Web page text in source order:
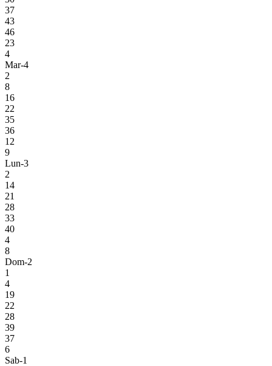
37
43
46
23
4
Mar-4
2
8
16
22
35
36
12
9
Lun-3
2
14
21
28
33
40
4
8
Dom-2
1
4
19
22
28
39
37
6
Sab-1